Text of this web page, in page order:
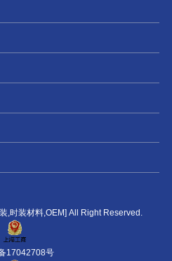
,时装材料,OEM] All Right Reserved.
17042708号